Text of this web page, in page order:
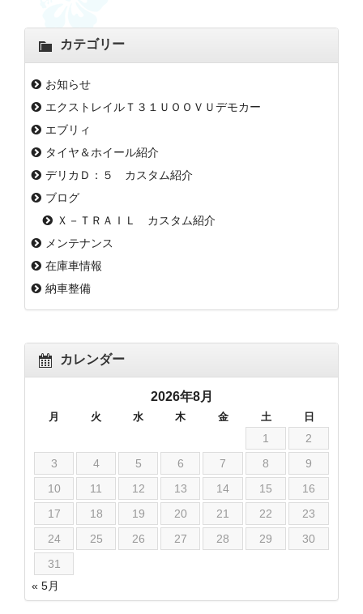
カテゴリー
お知らせ
エクストレイルＴ３１ＵＯＯＶＵデモカー
エブリィ
タイヤ＆ホイール紹介
デリカＤ：５ カスタム紹介
ブログ
Ｘ－ＴＲＡＩＬ カスタム紹介
メンテナンス
在庫車情報
納車整備
カレンダー
2026年8月
月 火 水 木 金 土 日
1
2
3
4 5 6 7 8
9
10
11 12 13 14 15
16
17
18 19 20 21 22
23
24
25 26 27 28 29
30
31
« 5月